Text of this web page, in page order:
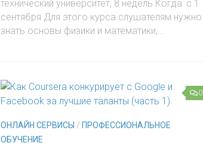
технический университет, 8 недель Когда: с 1
сентября Для этого курса слушателям нужно
знать основы физики и математики,...
0
ОНЛАЙН СЕРВИСЫ / ПРОФЕССИОНАЛЬНОЕ
ОБУЧЕНИЕ